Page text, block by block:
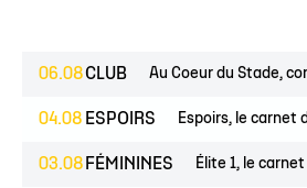
06.08CLUB Au Coeur du Stade,
04.08 ESPOIRS Espoirs, le carnet
03.08 FÉMININES Élite 1, le